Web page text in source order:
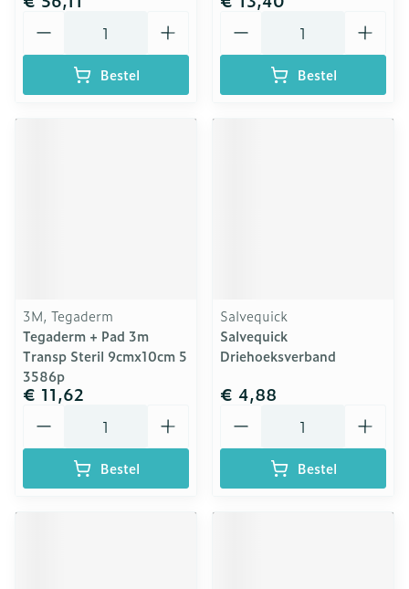
Bestel Bestel
3M, Tegaderm
Tegaderm + Pad 3m
Transp Steril 9cmx10cm 5
3586p
€ 11,62
Bestel
Salvequick
Salvequick
Driehoeksverband
€ 4,88
Bestel